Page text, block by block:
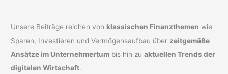
Unsere Beiträge reichen von klassischen Finanzthemen wie
Sparen, Investieren und Vermögensaufbau überzeitgemäße
Ansätze im Unternehmertum bis hin zuaktuellen Trends der
digitalen Wirtschaft.